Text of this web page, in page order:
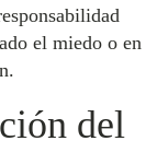
el miedo o en
del